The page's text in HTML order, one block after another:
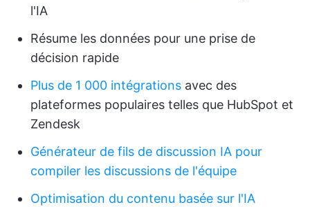
l'IA
Résume les données pour une prise de
décision rapide
Plus de 1 000 intégrations avec des
plateformes populaires telles que HubSpot et
Zendesk
Générateur de fils de discussion IA pour
compiler les discussions de l'équipe
Optimisation du contenu basée sur l'IA